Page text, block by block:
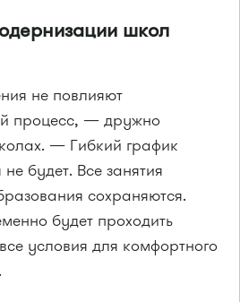
школ
не повлияют
процесс, — дружно
— Гибкий график
будет. Все занятия
сохраняются.
будет проходить
условия для комфортного